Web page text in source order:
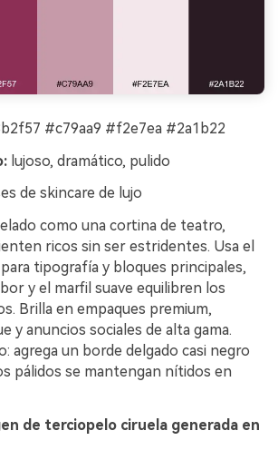
#c79aa9 #f2e7ea #2a1b22
lujoso, dramático, pulido
de skincare de lujo
como una cortina de teatro,
ricos sin ser estridentes. Usa el
tipografía y bloques principales,
y el marfil suave equilibren los
Brilla en empaques premium,
y anuncios sociales de alta gama.
agrega un borde delgado casi negro
pálidos se mantengan nítidos en
de terciopelo ciruela generada en